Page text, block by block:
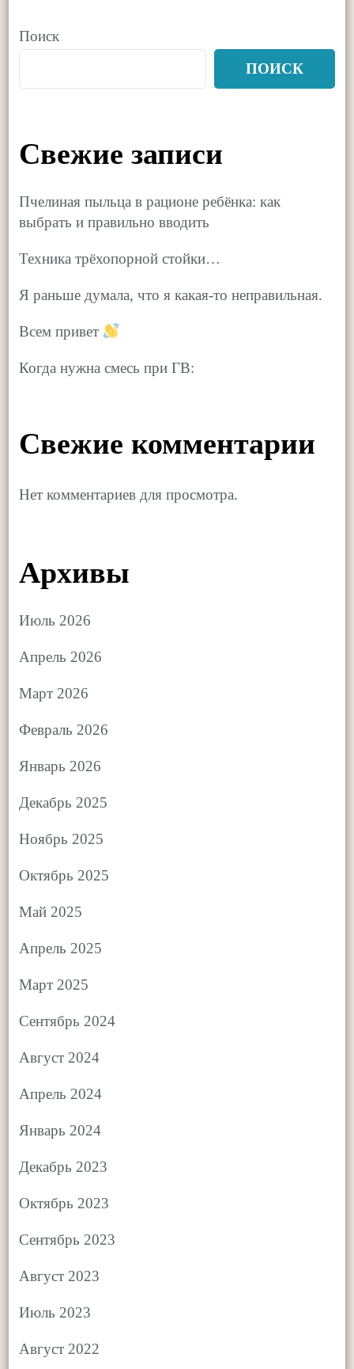
Поиск
ПОИСК
Свежие записи
Пчелиная пыльца в рационе ребёнка: как
выбрать и правильно вводить
Техника трёхопорной стойки…
Я раньше думала, что я какая-то неправильная.
Всем привет
Когда нужна смесь при ГВ:
Свежие комментарии
Нет комментариев для просмотра.
Архивы
Июль 2026
Апрель 2026
Март 2026
Февраль 2026
Январь 2026
Декабрь 2025
Ноябрь 2025
Октябрь 2025
Май 2025
Апрель 2025
Март 2025
Сентябрь 2024
Август 2024
Апрель 2024
Январь 2024
Декабрь 2023
Октябрь 2023
Сентябрь 2023
Август 2023
Июль 2023
Август 2022